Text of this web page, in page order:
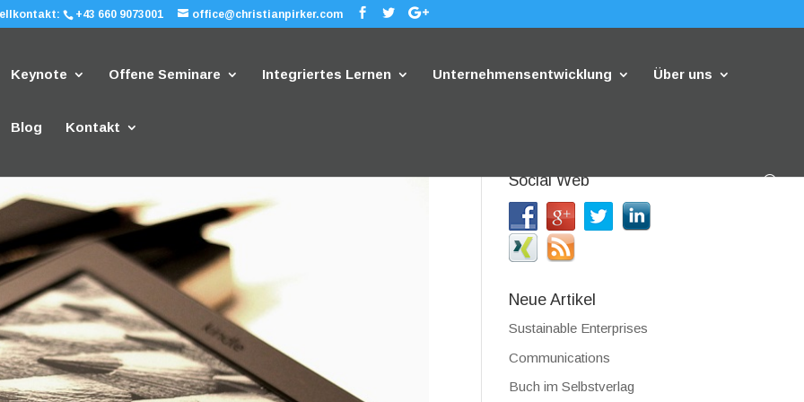
+43 660 9073001 office@christianpirker.com
Keynote Offene Seminare Integriertes Lernen Unternehmensentwicklung Über uns
Blog Kontakt
Social Web
Neue Artikel
Sustainable Enterprises
Communications
Buch im Selbstverlag